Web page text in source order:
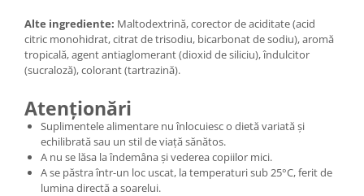
Alte ingrediente: Maltodextrină, corector de aciditate (acid
citric monohidrat, citrat de trisodiu, bicarbonat de sodiu), aromă
tropicală, agent antiaglomerant (dioxid de siliciu), îndulcitor
(sucraloză), colorant (tartrazină).
Atenționări
Suplimentele alimentare nu înlocuiesc o dietă variată și
echilibrată sau un stil de viață sănătos.
A nu se lăsa la îndemâna și vederea copiilor mici.
A se păstra într-un loc uscat, la temperaturi sub 25°C, ferit de
lumina directă a soarelui.